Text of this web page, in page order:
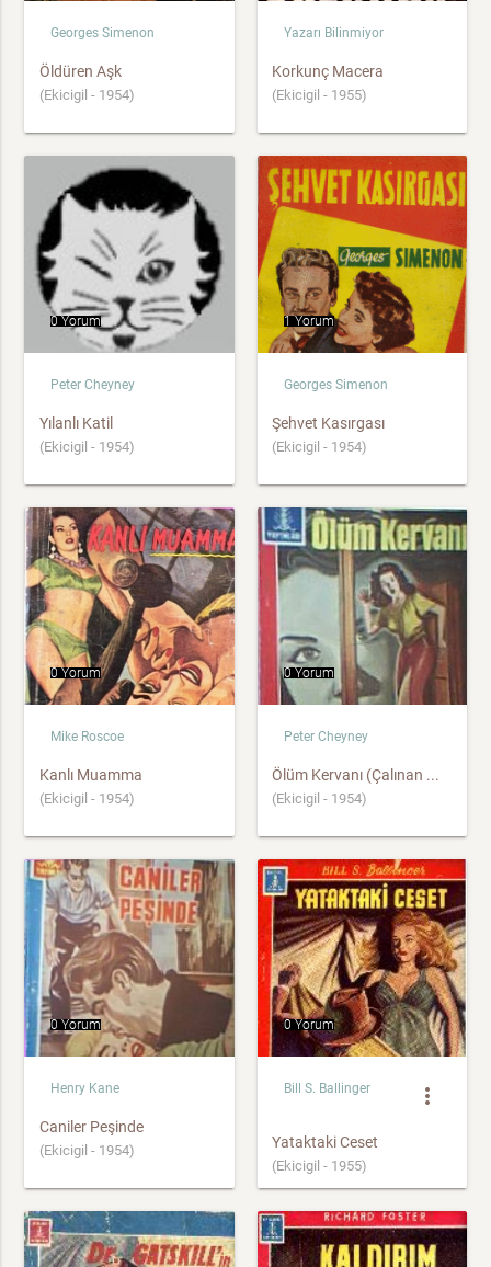
Georges Simenon
Öldüren Aşk
(Ekicigil - 1954)
Yazarı Bilinmiyor
Korkunç Macera
(Ekicigil - 1955)
0 Yorum
Peter Cheyney
Yılanlı Katil
(Ekicigil - 1954)
1 Yorum
Georges Simenon
Şehvet Kasırgası
(Ekicigil - 1954)
0 Yorum
Mike Roscoe
Kanlı Muamma
(Ekicigil - 1954)
0 Yorum
Peter Cheyney
Ölüm Kervanı (Çalınan ...
(Ekicigil - 1954)
0 Yorum
Henry Kane
Caniler Peşinde
(Ekicigil - 1954)
0 Yorum
Bill S. Ballinger more_vert
Yataktaki Ceset
(Ekicigil - 1955)